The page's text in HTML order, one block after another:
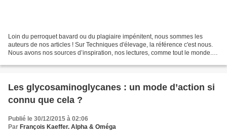
Loin du perroquet bavard ou du plagiaire impénitent, nous sommes les
auteurs de nos articles ! Sur Techniques d'élevage, la référence c'est nous.
Nous avons nos sources d’inspiration, nos lectures, comme tout le monde...
Les glycosaminoglycanes : un mode d’action si
connu que cela ?
Publié le 30/12/2015 à 02:06
Par François Kaeffer. Alpha & Oméga